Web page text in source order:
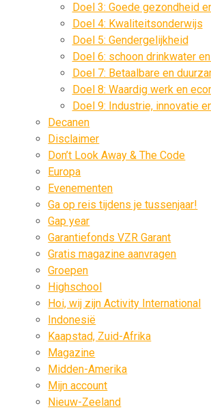
Doel 3: Goede gezondheid
Doel 4: Kwaliteitsonderwijs
Doel 5: Gendergelijkheid
Doel 6: schoon drinkwater
Doel 7: Betaalbare en
Doel 8: Waardig werk en
Doel 9: Industrie, innovatie
Decanen
Disclaimer
Don’t Look Away & The Code
Europa
Evenementen
Ga op reis tijdens je tussenjaar!
Gap year
Garantiefonds VZR Garant
Gratis magazine aanvragen
Groepen
Highschool
Hoi, wij zijn Activity International
Indonesië
Kaapstad, Zuid-Afrika
Magazine
Midden-Amerika
Mijn account
Nieuw-Zeeland